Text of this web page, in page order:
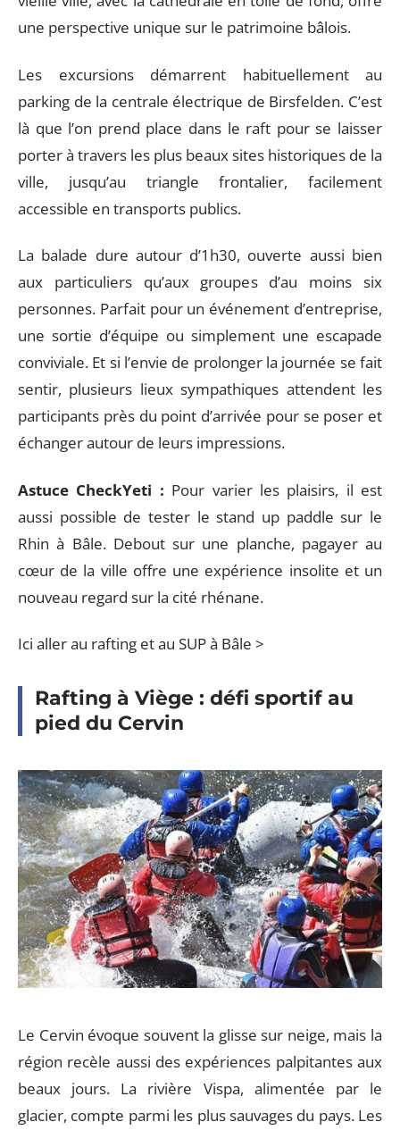
une perspective unique sur le patrimoine bâlois.
Les excursions démarrent habituellement au
parking de la centrale électrique de Birsfelden. C’est
là que l’on prend place dans le raft pour se laisser
porter à travers les plus beaux sites historiques de la
ville, jusqu’au triangle frontalier, facilement
accessible en transports publics.
La balade dure autour d’1h30, ouverte aussi bien
aux particuliers qu’aux groupes d’au moins six
personnes. Parfait pour un événement d’entreprise,
une sortie d’équipe ou simplement une escapade
conviviale. Et si l’envie de prolonger la journée se fait
sentir, plusieurs lieux sympathiques attendent les
participants près du point d’arrivée pour se poser et
échanger autour de leurs impressions.
Astuce CheckYeti : Pour varier les plaisirs, il est
aussi possible de tester le stand up paddle sur le
Rhin à Bâle. Debout sur une planche, pagayer au
cœur de la ville offre une expérience insolite et un
nouveau regard sur la cité rhénane.
Ici aller au rafting et au SUP à Bâle >
Rafting à Viège : défi sportif au
pied du Cervin
Le Cervin évoque souvent la glisse sur neige, mais la
région recèle aussi des expériences palpitantes aux
beaux jours. La rivière Vispa, alimentée par le
glacier, compte parmi les plus sauvages du pays. Les